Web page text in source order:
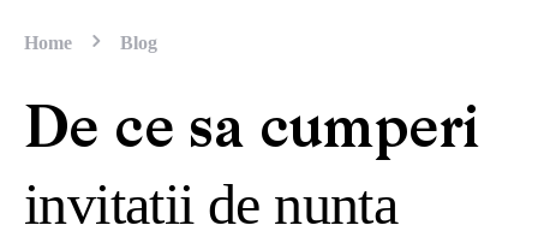
Home Blog
De ce sa cumperi
invitatii de nunta